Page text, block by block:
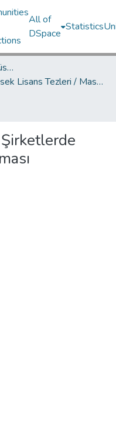
All of
DSpace
Statistics
Lisansüstü Eğitim Enstitüsü / Postgraduate Education Institute
Yüksek Lisans Tezleri / Master's Theses